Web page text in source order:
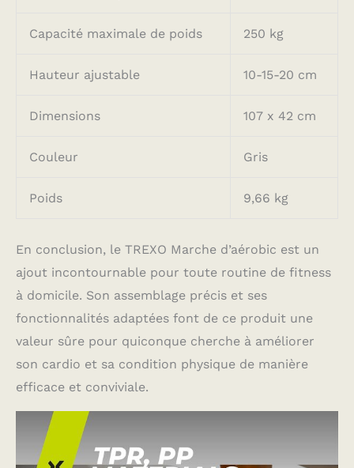
Capacité maximale de poids 250 kg
Hauteur ajustable 10-15-20 cm
Dimensions 107 x 42 cm
Couleur Gris
Poids 9,66 kg
En conclusion, le TREXO Marche d’aérobic est un
ajout incontournable pour toute routine de fitness
à domicile. Son assemblage précis et ses
fonctionnalités adaptées font de ce produit une
valeur sûre pour quiconque cherche à améliorer
son cardio et sa condition physique de manière
efficace et conviviale.